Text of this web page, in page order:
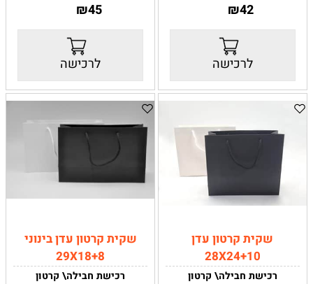
חבילה של 10 יחידות \ קרטון של
רוחב:35
ס"מ
גובה:24 ס"מ
עומק:11 ס"מ
יש לבחור רכישת קרטון או חבילה.
קיימת הנחה של
10%
לרוכשים קרטון של
המחיר שמוצג הוא לאחר
₪42
לרכישה
חבילה של 10 יחידות \ קרטון של
רוחב:24 ס"מ
גובה:37 ס"מ
עומק:10 ס"מ
יש לבחור רכישת קרטון או חבילה.
קיימת הנחה של
10%
לרוכשים קרטון של
200 יחידות .
המחיר שמוצג הוא לאחר
₪45
לרכישה
שקית קרטון עדן
28X24+10
רכישת חבילה\ קרטון
שקית קרטון עדן בינוני
29X18+8
רכישת חבילה\ קרטון